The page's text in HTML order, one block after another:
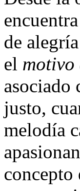
de
el motivo
asociado
justo,
melodía
concepto